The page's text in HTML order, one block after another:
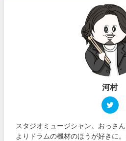
河村
スタジオミュージシャン。おっさ
よりドラムの機材のほうが好きに